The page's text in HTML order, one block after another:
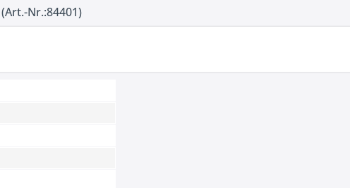
(Art.-Nr.:84401)